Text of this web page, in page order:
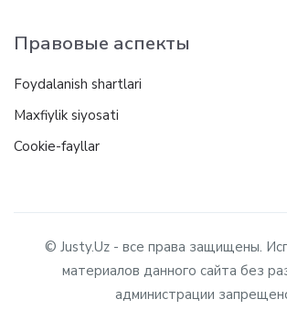
Правовые аспекты
Foydalanish shartlari
Maxfiylik siyosati
Cookie-fayllar
© Justy.Uz - все права защищены.
материалов данного сайта без
администрации